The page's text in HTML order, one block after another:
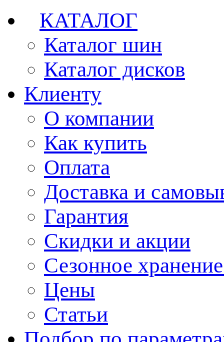
КАТАЛОГ
Каталог шин
Каталог дисков
Клиенту
О компании
Как купить
Оплата
Доставка и
Гарантия
Скидки и акции
Сезонное
Цены
Статьи